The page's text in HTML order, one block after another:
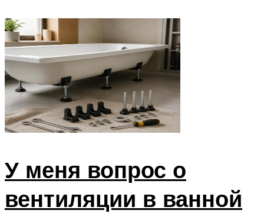
У меня вопрос о
вентиляции в ванной